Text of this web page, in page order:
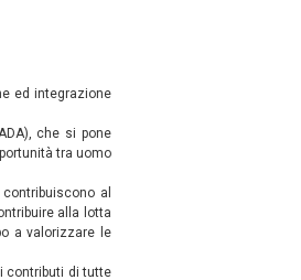
ed integrazione
che si pone
tra uomo
al
alla lotta
a valorizzare le
contributi di tutte